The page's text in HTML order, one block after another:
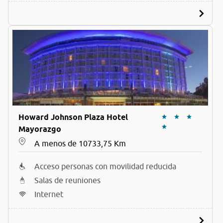
Howard Johnson Plaza Hotel
Mayorazgo
A menos de 10733,75 Km
Acceso personas con movilidad reducida
Salas de reuniones
Internet